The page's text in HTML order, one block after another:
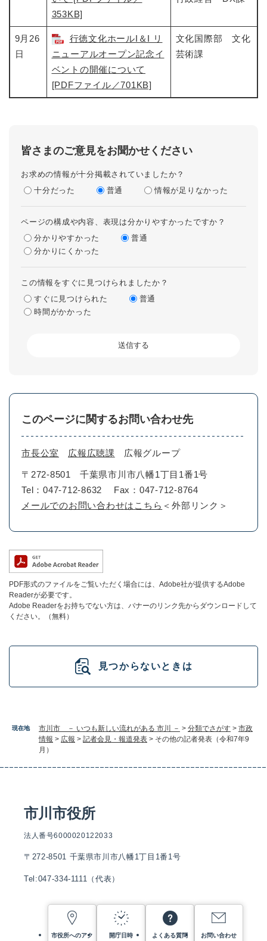
現在地 市川市 － いつも新しい流れがある 市川 － > 分類でさがす > 市政
情報 > 広報 > 記者会見・報道発表 > その他の記者発表（令和7年9
月）
353KB]
9月26
日
行徳文化ホールI＆I リ
ニューアルオープン記念イ
ベントの開催について
[PDFファイル／701KB]
文化国際部 文化
芸術課
皆さまのご意見をお聞かせください
お求めの情報が十分掲載されていましたか？
十分だった
普通 情報が足りなかった
ページの構成や内容、表現は分かりやすかったですか？
分かりやすかった
普通
分かりにくかった
この情報をすぐに見つけられましたか？
すぐに見つけられた
普通
時間がかかった
このページに関するお問い合わせ先
市長公室 広報広聴課 広報グループ
〒272-8501
千葉県市川市八幡1丁目1番1号
Tel：047-712-8632
Fax：047-712-8764
メールでのお問い合わせはこちら ＜外部リンク＞
PDF形式のファイルをご覧いただく場合には、Adobe社が提供するAdobe
Readerが必要です。
Adobe Readerをお持ちでない方は、バナーのリンク先からダウンロードして
ください。（無料）
見つからないときは
市川市役所
法人番号6000020122033
〒272-8501 千葉県市川市八幡1丁目1番1号
Tel:047-334-1111（代表）
市役所へのアク
開庁日時 よくある質問 お問い合わせ